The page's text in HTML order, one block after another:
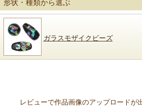
形状・種類から選ぶ
ガラスモザイクビーズ
レビューで作品画像のアップロードが